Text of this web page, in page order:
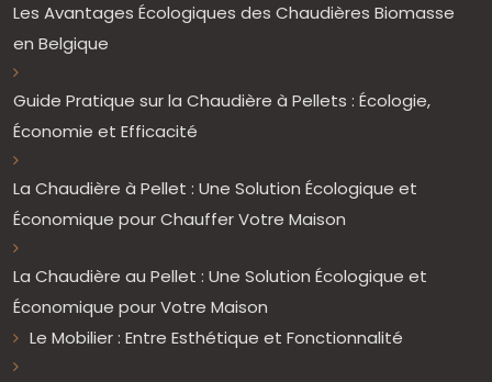
Les Avantages Écologiques des Chaudières Biomasse
en Belgique
Guide Pratique sur la Chaudière à Pellets : Écologie,
Économie et Efficacité
La Chaudière à Pellet : Une Solution Écologique et
Économique pour Chauffer Votre Maison
La Chaudière au Pellet : Une Solution Écologique et
Économique pour Votre Maison
Le Mobilier : Entre Esthétique et Fonctionnalité